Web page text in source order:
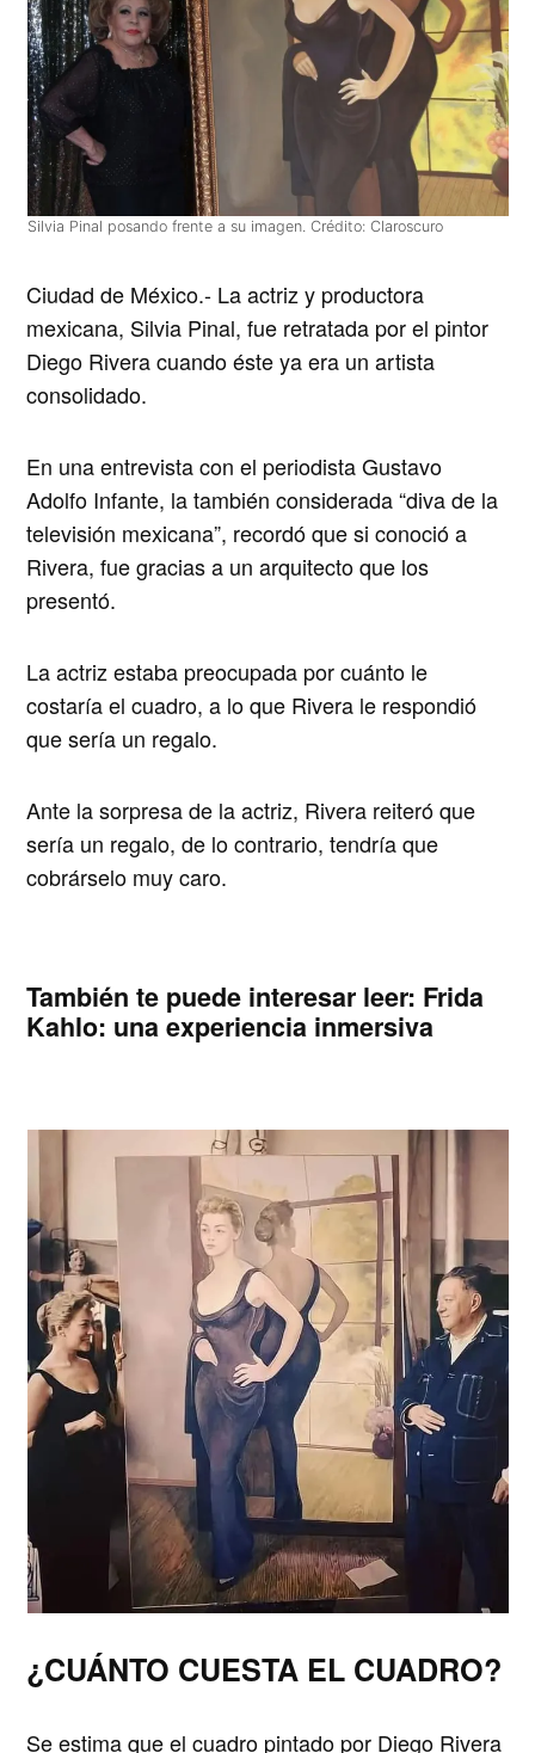
Silvia Pinal posando frente a su imagen. Crédito: Claroscuro
Ciudad de México.- La actriz y productora
mexicana, Silvia Pinal, fue retratada por el pintor
Diego Riveracuando éste ya era un artista
consolidado.
En una entrevista con el periodista Gustavo
Adolfo Infante, la también considerada “diva de la
televisión mexicana”, recordó que si conoció a
Rivera, fue gracias a un arquitecto que los
presentó.
La actriz estaba preocupada por cuánto le
costaría el cuadro, a lo que Rivera le respondió
que sería un regalo.
Ante la sorpresa de la actriz, Rivera reiteró que
sería un regalo, de lo contrario, tendría que
cobrárselo muy caro.
También te puede interesar leer: Frida
Kahlo: una experiencia inmersiva
¿CUÁNTO CUESTA EL CUADRO?
Se estima que el cuadro pintado por Diego Rivera